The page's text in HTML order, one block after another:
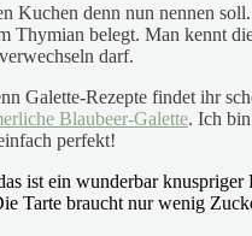
Kuchen denn nun nennen
belegt. Man kennt
verwechseln darf.
Galette-Rezepte findet ihr
Blaubeer-Galette. Ich
perfekt!